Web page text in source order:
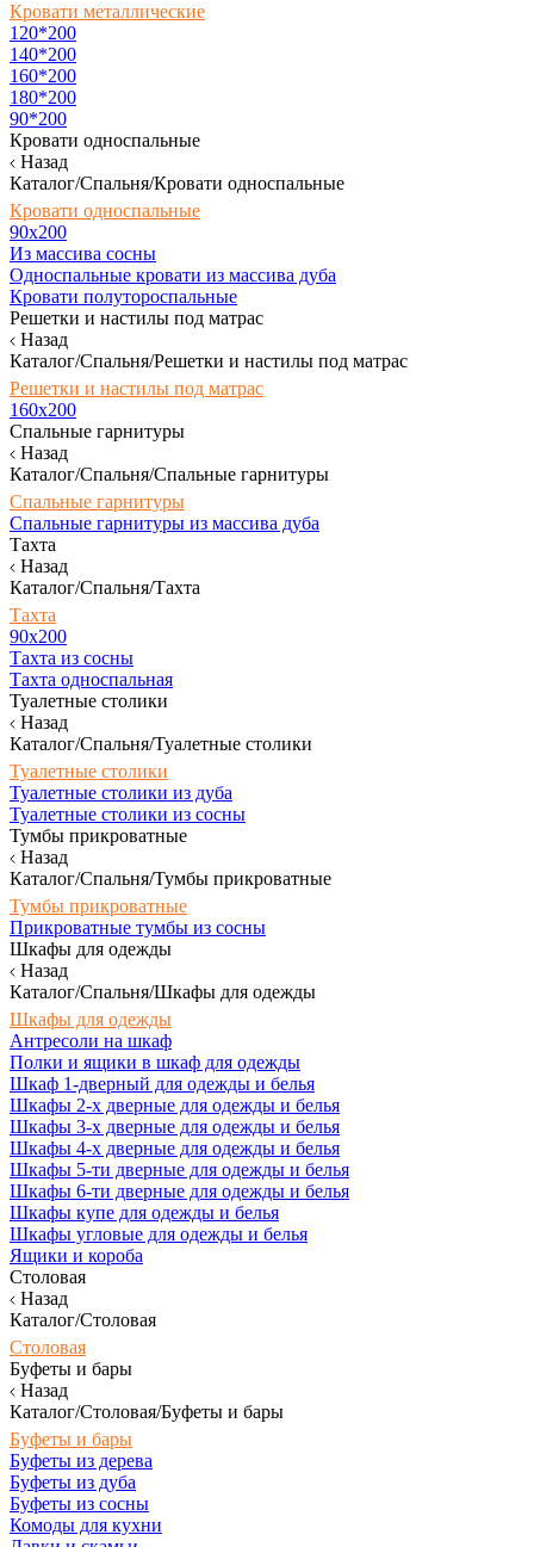
Кровати металлические
120*200
140*200
160*200
180*200
90*200
Кровати односпальные
Назад
Каталог/Спальня/Кровати односпальные
Кровати односпальные
90х200
Из массива сосны
Односпальные кровати из массива дуба
Кровати полутороспальные
Решетки и настилы под матрас
Назад
Каталог/Спальня/Решетки и настилы под матрас
Решетки и настилы под матрас
160х200
Спальные гарнитуры
Назад
Каталог/Спальня/Спальные гарнитуры
Спальные гарнитуры
Спальные гарнитуры из массива дуба
Тахта
Назад
Каталог/Спальня/Тахта
Тахта
90х200
Тахта из сосны
Тахта односпальная
Туалетные столики
Назад
Каталог/Спальня/Туалетные столики
Туалетные столики
Туалетные столики из дуба
Туалетные столики из сосны
Тумбы прикроватные
Назад
Каталог/Спальня/Тумбы прикроватные
Тумбы прикроватные
Прикроватные тумбы из сосны
Шкафы для одежды
Назад
Каталог/Спальня/Шкафы для одежды
Шкафы для одежды
Антресоли на шкаф
Полки и ящики в шкаф для одежды
Шкаф 1-дверный для одежды и белья
Шкафы 2-х дверные для одежды и белья
Шкафы 3-х дверные для одежды и белья
Шкафы 4-х дверные для одежды и белья
Шкафы 5-ти дверные для одежды и белья
Шкафы 6-ти дверные для одежды и белья
Шкафы купе для одежды и белья
Шкафы угловые для одежды и белья
Ящики и короба
Столовая
Назад
Каталог/Столовая
Столовая
Буфеты и бары
Назад
Каталог/Столовая/Буфеты и бары
Буфеты и бары
Буфеты из дерева
Буфеты из дуба
Буфеты из сосны
Комоды для кухни